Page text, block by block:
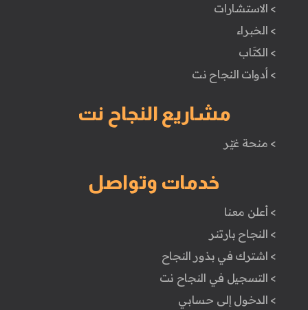
> الاستشارات
> الخبراء
> الكتَاب
> أدوات النجاح نت
مشاريع النجاح نت
> منحة غيّر
خدمات وتواصل
> أعلن معنا
> النجاح بارتنر
> اشترك في بذور النجاح
> التسجيل في النجاح نت
> الدخول إلى حسابي